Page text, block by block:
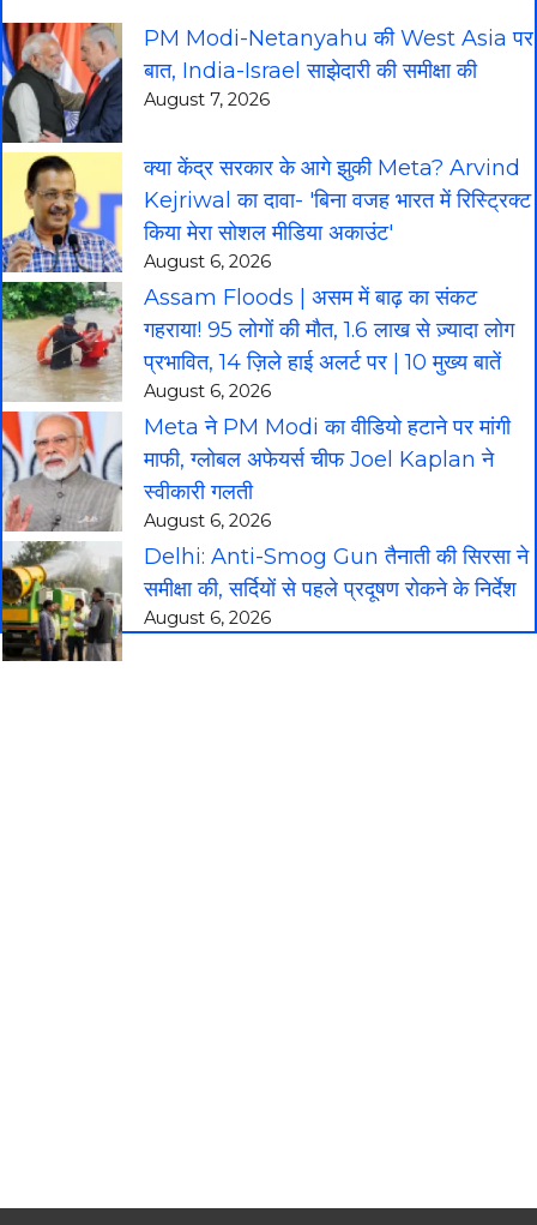
PM Modi-Netanyahu की West Asia पर
बात, India-Israel साझेदारी की समीक्षा की
August 7, 2026
क्या केंद्र सरकार के आगे झुकी Meta? Arvind
Kejriwal का दावा- 'बिना वजह भारत में रिस्ट्रिक्ट
किया मेरा सोशल मीडिया अकाउंट'
August 6, 2026
Assam Floods | असम में बाढ़ का संकट
गहराया! 95 लोगों की मौत, 1.6 लाख से ज़्यादा लोग
प्रभावित, 14 ज़िले हाई अलर्ट पर | 10 मुख्य बातें
August 6, 2026
Meta ने PM Modi का वीडियो हटाने पर मांगी
माफी, ग्लोबल अफेयर्स चीफ Joel Kaplan ने
स्वीकारी गलती
August 6, 2026
Delhi: Anti-Smog Gun तैनाती की सिरसा ने
समीक्षा की, सर्दियों से पहले प्रदूषण रोकने के निर्देश
August 6, 2026